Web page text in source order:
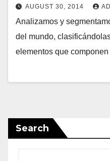
AUGUST 30, 2014
Analizamos y
del mundo,
elementos que
Search